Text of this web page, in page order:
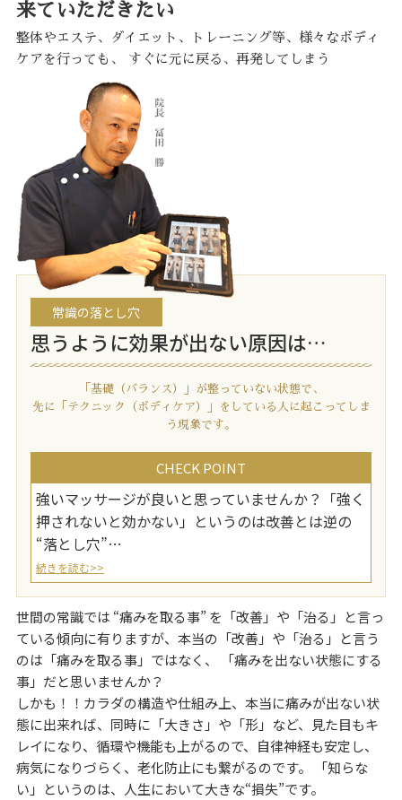
来ていただきたい
整体やエステ、ダイエット、トレーニング等、様々なボディ
ケアを行っても、
すぐに元に戻る、再発してしまう
常識の落とし穴
思うように効果が出ない原因は…
「基礎（バランス）」が整っていない状態で、
先に「テクニック（ボディケア）」をしている人に起こってしま
う現象です。
CHECK POINT
強いマッサージが良いと思っていませんか？「強く
押されないと効かない」というのは改善とは逆の
“落とし穴”…
続きを読む>>
世間の常識では “痛みを取る事” を「改善」や「治る」と言っ
ている傾向に有りますが、本当の「改善」や「治る」と言う
のは「痛みを取る事」ではなく、 「痛みを出ない状態にする
事」だと思いませんか？
しかも！！カラダの構造や仕組み上、本当に痛みが出ない状
態に出来れば、同時に「大きさ」や「形」など、見た目もキ
レイになり、循環や機能も上がるので、自律神経も安定し、
病気になりづらく、老化防止にも繋がるのです。 「知らな
い」というのは、人生において大きな“損失”です。